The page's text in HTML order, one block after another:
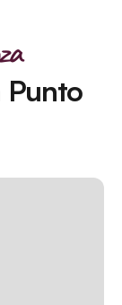
Punto